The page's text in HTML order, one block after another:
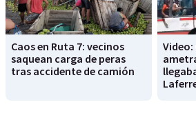
Caos en Ruta 7: vecinos
saquean carga de peras
tras accidente de camión